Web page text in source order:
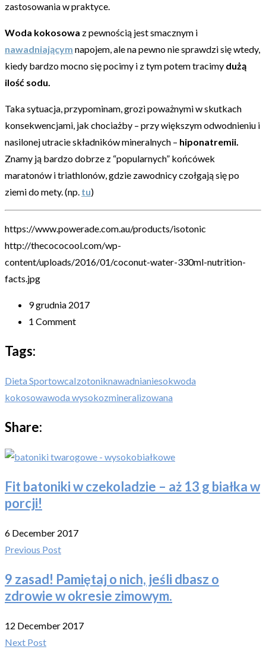
zastosowania w praktyce.
Woda kokosowa z pewnością jest smacznym i
nawadniającym napojem, ale na pewno nie sprawdzi się wtedy,
kiedy bardzo mocno się pocimy i z tym potem tracimy dużą
ilość sodu.
Taka sytuacja, przypominam, grozi poważnymi w skutkach
konsekwencjami, jak chociażby – przy większym odwodnieniu i
nasilonej utracie składników mineralnych – hiponatremii.
Znamy ją bardzo dobrze z “popularnych” końcówek
maratonów i triathlonów, gdzie zawodnicy czołgają się po
ziemi do mety. (np. tu)
https://www.powerade.com.au/products/isotonic
http://thecococool.com/wp-
content/uploads/2016/01/coconut-water-330ml-nutrition-
facts.jpg
9 grudnia 2017
1 Comment
Tags:
Dieta SportowcaIzotoniknawadnianiesokwoda
kokosowawoda wysokozmineralizowana
Share:
Fit batoniki w czekoladzie – aż 13 g białka w
porcji!
6 December 2017
Previous Post
9 zasad! Pamiętaj o nich, jeśli dbasz o
zdrowie w okresie zimowym.
12 December 2017
Next Post